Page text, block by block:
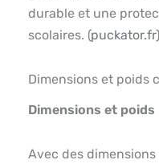
durable et une
scolaires. (puckator.fr)
Dimensions et poids
Dimensions et poids
Avec des